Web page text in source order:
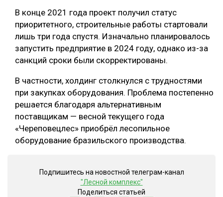
В конце 2021 года проект получил статус
приоритетного, строительные работы стартовали
лишь три года спустя. Изначально планировалось
запустить предприятие в 2024 году, однако из-за
санкций сроки были скорректированы.
В частности, холдинг столкнулся с трудностями
при закупках оборудования. Проблема постепенно
решается благодаря альтернативным
поставщикам — весной текущего года
«Череповецлес» приобрёл лесопильное
оборудование бразильского производства.
Подпишитесь на новостной телеграм-канал
"Лесной комплекс"
Поделиться статьей